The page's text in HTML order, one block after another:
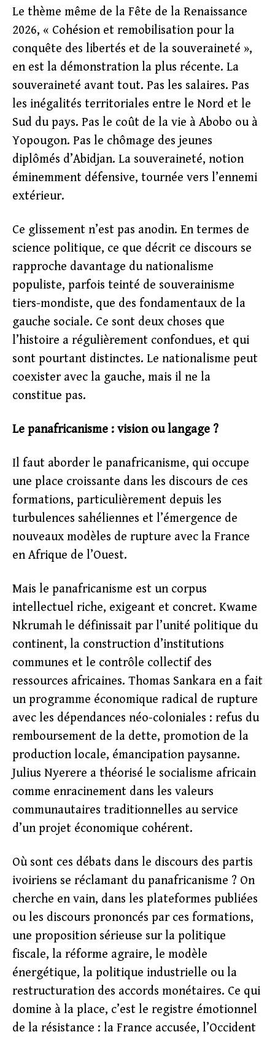
Le thème même de la Fête de la Renaissance
2026, « Cohésion et remobilisation pour la
conquête des libertés et de la souveraineté »,
en est la démonstration la plus récente. La
souveraineté avant tout. Pas les salaires. Pas
les inégalités territoriales entre le Nord et le
Sud du pays. Pas le coût de la vie à Abobo ou à
Yopougon. Pas le chômage des jeunes
diplômés d’Abidjan. La souveraineté, notion
éminemment défensive, tournée vers l’ennemi
extérieur.
Ce glissement n’est pas anodin. En termes de
science politique, ce que décrit ce discours se
rapproche davantage du nationalisme
populiste, parfois teinté de souverainisme
tiers-mondiste, que des fondamentaux de la
gauche sociale. Ce sont deux choses que
l’histoire a régulièrement confondues, et qui
sont pourtant distinctes. Le nationalisme peut
coexister avec la gauche, mais il ne la
constitue pas.
Le panafricanisme : vision ou langage ?
Il faut aborder le panafricanisme, qui occupe
une place croissante dans les discours de ces
formations, particulièrement depuis les
turbulences sahéliennes et l’émergence de
nouveaux modèles de rupture avec la France
en Afrique de l’Ouest.
Mais le panafricanisme est un corpus
intellectuel riche, exigeant et concret. Kwame
Nkrumah le définissait par l’unité politique du
continent, la construction d’institutions
communes et le contrôle collectif des
ressources africaines. Thomas Sankara en a fait
un programme économique radical de rupture
avec les dépendances néo-coloniales : refus du
remboursement de la dette, promotion de la
production locale, émancipation paysanne.
Julius Nyerere a théorisé le socialisme africain
comme enracinement dans les valeurs
communautaires traditionnelles au service
d’un projet économique cohérent.
Où sont ces débats dans le discours des partis
ivoiriens se réclamant du panafricanisme ? On
cherche en vain, dans les plateformes publiées
ou les discours prononcés par ces formations,
une proposition sérieuse sur la politique
fiscale, la réforme agraire, le modèle
énergétique, la politique industrielle ou la
restructuration des accords monétaires. Ce qui
domine à la place, c’est le registre émotionnel
de la résistance : la France accusée, l’Occident